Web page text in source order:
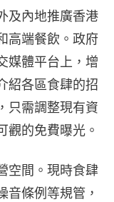
及內地推廣香港
高端餐飲。政府
媒體平台上，增
紹各區食肆的招
只需調整現有資
觀的免費曝光。
空間。現時食肆
音條例等規管，